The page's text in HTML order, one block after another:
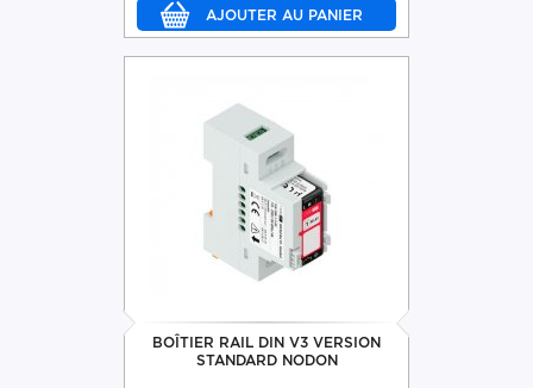
BOÎTIER RAIL DIN V3 VERSION
STANDARD NODON